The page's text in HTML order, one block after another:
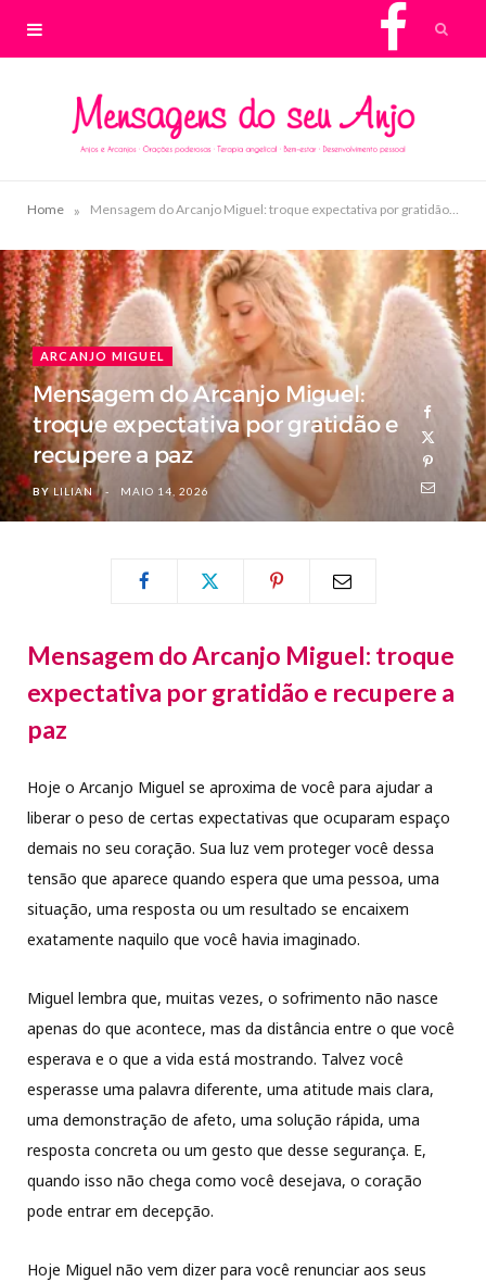
F
c
e
b
o
o
k
Home » Mensagem do Arcanjo Miguel: troque expectativa por gratidão e recupere a paz
ARCANJO MIGUEL
Mensagem do Arcanjo Miguel:
troque expectativa por gratidão e
recupere a paz
BY LILIAN MAIO 14, 2026
Mensagem do Arcanjo Miguel: troque
expectativa por gratidão e recupere a
paz
Hoje o Arcanjo Miguel se aproxima de você para ajudar a
liberar o peso de certas expectativas que ocuparam espaço
demais no seu coração. Sua luz vem proteger você dessa
tensão que aparece quando espera que uma pessoa, uma
situação, uma resposta ou um resultado se encaixem
exatamente naquilo que você havia imaginado.
Miguel lembra que, muitas vezes, o sofrimento não nasce
apenas do que acontece, mas da distância entre o que você
esperava e o que a vida está mostrando. Talvez você
esperasse uma palavra diferente, uma atitude mais clara,
uma demonstração de afeto, uma solução rápida, uma
resposta concreta ou um gesto que desse segurança. E,
quando isso não chega como você desejava, o coração
pode entrar em decepção.
Hoje Miguel não vem dizer para você renunciar aos seus